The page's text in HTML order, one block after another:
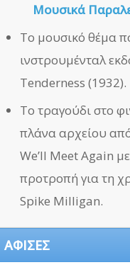
Μουσικά
Το μουσικό θέμα
ινστρουμένταλ
Tenderness (1932).
Το τραγούδι στο
πλάνα αρχείου από
We’ll Meet Again
προτροπή για τη
Spike Milligan.
ΑΦΙΣΕΣ